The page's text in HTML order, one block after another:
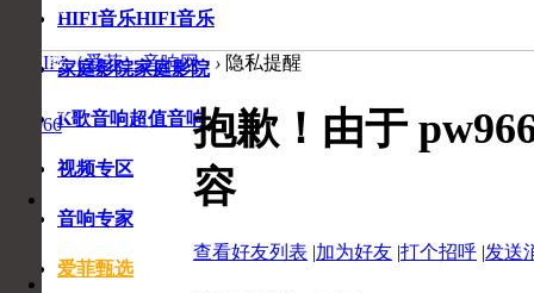
家
线
咨
询
藏
收
藏
本
页
HIFI音乐HIFI音乐
家庭影院家庭影院
K歌音响超值音响
视频专区
音响专家
爱菲甄选
爱HIFI（爱菲）音响网 › › 隐私提醒
pw966
抱歉！由于
容
查看好友列表 |加为好友 |打个招呼 |发送